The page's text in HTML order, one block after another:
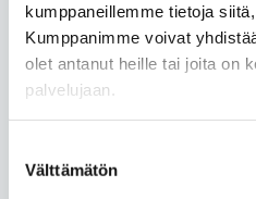
kumppaneillemme tietoja
Kumppanimme voivat
olet antanut heille tai joita on
palvelujaan.
valinta
Välttämätön
Automaation
Mitä